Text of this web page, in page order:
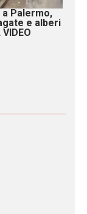
a Palermo,
e alberi